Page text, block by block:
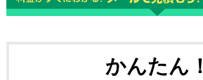
かんたん！